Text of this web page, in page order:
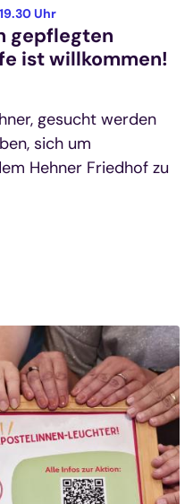
Uhr:
gepflegten
ist willkommen!
gesucht werden
sich um
Hehner Friedhof zu